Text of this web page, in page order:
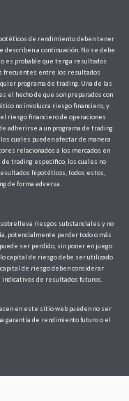
de rendimiento deben tener
a continuación. No se debe
es probable que tenga resultados
frecuentes entre los resultados
programa de trading. Una de las
hecho de que son preparados con
no involucra riesgo financiero, y
riesgo financiero de operaciones
adherirse a un programa de trading
cuales pueden afectar de manera
relacionados a los mercados en
trading especifico, los cuales no
hipotéticos, todos estos,
de forma adversa.
riesgos substanciales y no
potencialmente perder todo o más
ser perdido, sin poner en juego
capital de riesgo debe ser utilizado
de riesgo deben considerar
indicativos de resultados futuros.
en este sitio web pueden no ser
garantía de rendimiento futuro o el